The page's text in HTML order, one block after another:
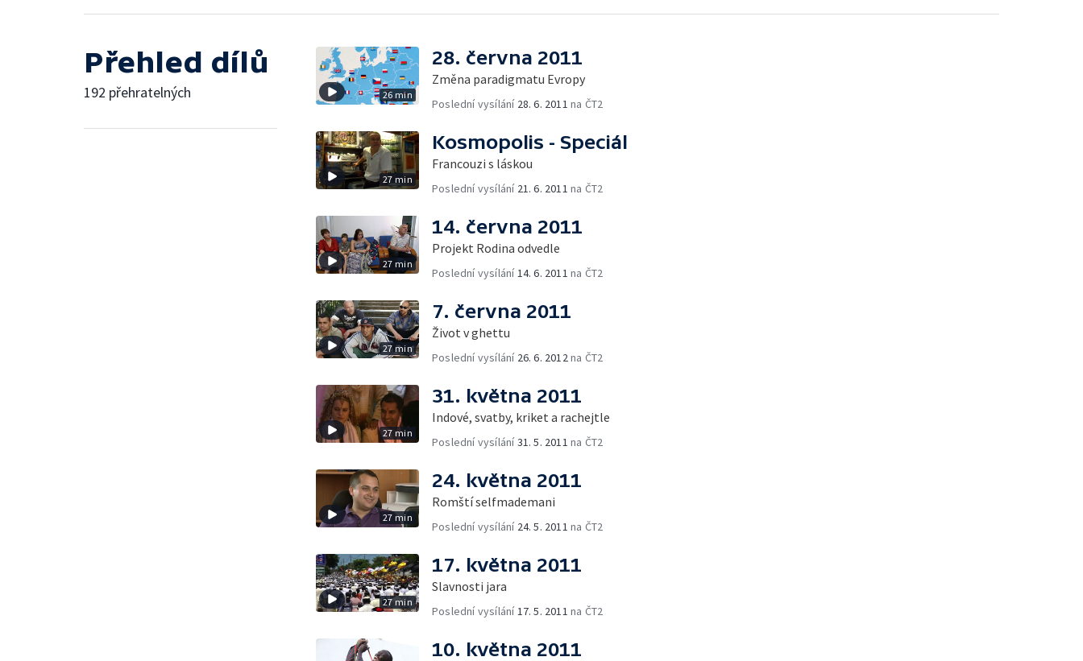
Přehled dílů
192 přehratelných 26 min
28. června 2011
Změna paradigmatu Evropy
Poslední vysílání 28. 6. 2011 na ČT2
27 min
Kosmopolis - Speciál
Francouzi s láskou
Poslední vysílání 21. 6. 2011 na ČT2
27 min
14. června 2011
Projekt Rodina odvedle
Poslední vysílání14. 6. 2011 na ČT2
27 min
7. června 2011
Život v ghettu
Poslední vysílání 26. 6. 2012na ČT2
27 min
31. května 2011
Indové, svatby, kriket a rachejtle
Poslední vysílání31. 5. 2011 na ČT2
27 min
24. května 2011
Romští selfmademani
Poslední vysílání 24. 5. 2011 na ČT2
27 min
17. května 2011
Slavnosti jara
Poslední vysílání17. 5. 2011 na ČT2
10. května 2011